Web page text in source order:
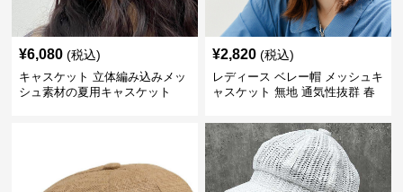
¥6,080 (税込)
キャスケット 立体編み込みメッ
シュ素材の夏用キャスケット
¥2,820 (税込)
レディース ベレー帽 メッシュキ
ャスケット 無地 通気性抜群 春